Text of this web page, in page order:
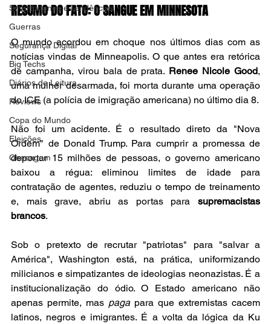
Smartphones e Tendências
Guerras
Segurança Digital
Big Techs
Diários de Leitura
Reviews
Copa do Mundo
Eleições
Checagem
RESUMO DO FATO: O SANGUE EM MINNESOTA
O mundo acordou em choque nos últimos dias com as
notícias vindas de Minneapolis. O que antes era retórica
de campanha, virou bala de prata. Renee Nicole Good,
uma mulher desarmada, foi morta durante uma operação
do ICE (a polícia de imigração americana) no último dia 8.
Não foi um acidente. É o resultado direto da "Nova
Ordem" de Donald Trump. Para cumprir a promessa de
deportar 15 milhões de pessoas, o governo americano
baixou a régua: eliminou limites de idade para
contratação de agentes, reduziu o tempo de treinamento
e, mais grave, abriu as portas para supremacistas
brancos.
Sob o pretexto de recrutar "patriotas" para "salvar a
América", Washington está, na prática, uniformizando
milicianos e simpatizantes de ideologias neonazistas. É a
institucionalização do ódio. O Estado americano não
apenas permite, mas paga para que extremistas cacem
latinos, negros e imigrantes. É a volta da lógica da Ku